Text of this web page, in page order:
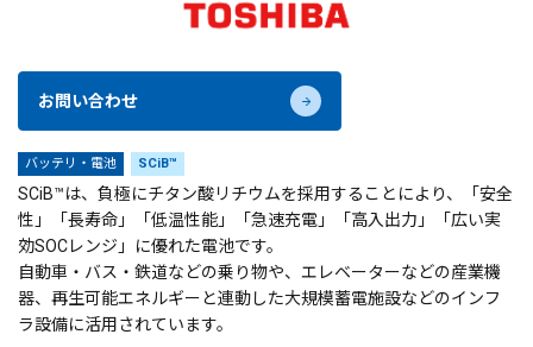
お問い合わせ
バッテリ・電池 SCiB™
SCiB™は、負極にチタン酸リチウムを採用することにより、「安全
性」「長寿命」「低温性能」「急速充電」「高入出力」「広い実
効SOCレンジ」に優れた電池です。
自動車・バス・鉄道などの乗り物や、エレベーターなどの産業機
器、再生可能エネルギーと連動した大規模蓄電施設などのインフ
ラ設備に活用されています。